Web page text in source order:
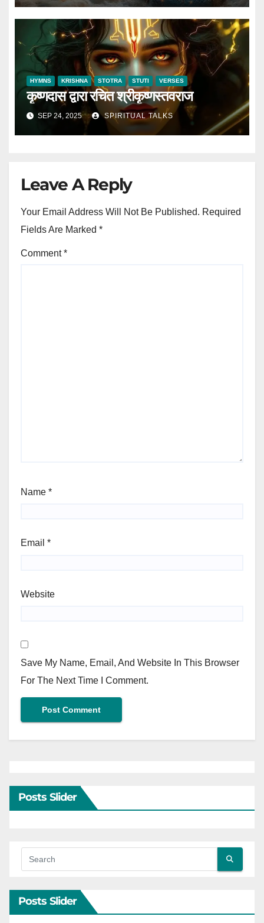
HYMNS KRISHNA STOTRA STUTI VERSES
कृष्णदास द्वारा रचित श्रीकृष्णस्तवराज
SEP 24, 2025 SPIRITUAL TALKS
Leave A Reply
Your Email Address Will Not Be Published. Required
Fields Are Marked *
Comment*
Name *
Email *
Website
Save My Name, Email, And Website In This Browser
For The Next Time I Comment.
Posts Slider
Posts Slider